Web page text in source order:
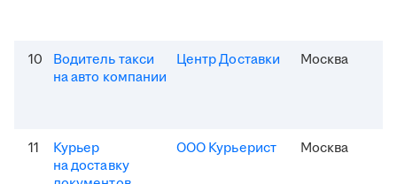
10
Водитель такси
на авто компании
Центр Доставки Москва
11
Курьер
на доставку
ООО Курьерист Москва